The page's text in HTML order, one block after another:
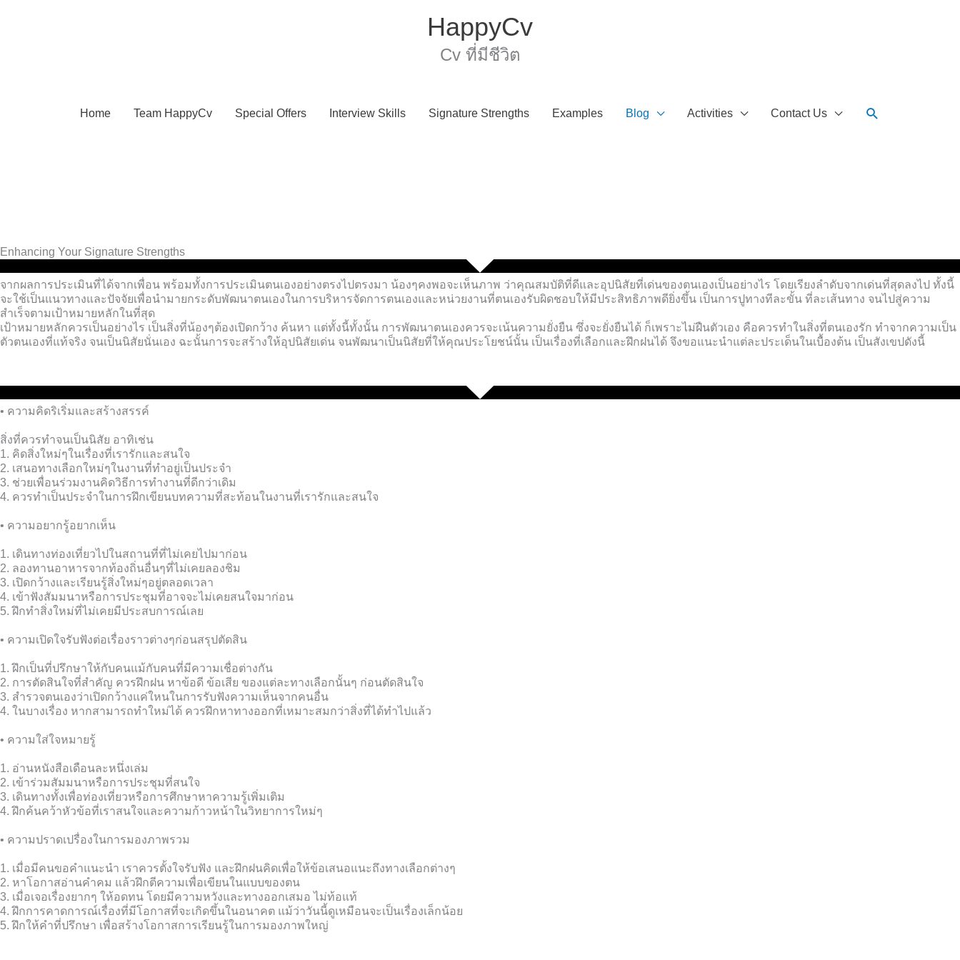
HappyCv
Cv ที่มีชีวิต
Home Team HappyCv Special Offers Interview Skills Signature Strengths Examples Blog Activities Contact Us Search
Enhancing Your Signature Strengths
จากผลการประเมินที่ได้จากเพื่อน พร้อมทั้งการประเมินตนเองอย่างตรงไปตรงมา น้องๆคงพอจะเห็นภาพ ว่าคุณสมบัติที่ดีและอุปนิสัยที่เด่นของตนเองเป็นอย่างไร โดยเรียงลำดับจากเด่นที่สุดลงไป ทั้งนี้
จะใช้เป็นแนวทางและปัจจัยเพื่อนำมายกระดับพัฒนาตนเองในการบริหารจัดการตนเองและหน่วยงานที่ตนเองรับผิดชอบให้มีประสิทธิภาพดียิ่งขึ้น เป็นการปูทางทีละขั้น ที่ละเส้นทาง จนไปสู่ความ
สำเร็จตามเป้าหมายหลักในที่สุด
เป้าหมายหลักควรเป็นอย่างไร เป็นสิ่งที่น้องๆต้องเปิดกว้าง ค้นหา แต่ทั้งนี้ทั้งนั้น การพัฒนาตนเองควรจะเน้นความยั่งยืน ซึ่งจะยั่งยืนได้ ก็เพราะไม่ฝืนตัวเอง คือควรทำในสิ่งที่ตนเองรัก ทำจากความเป็น
ตัวตนเองที่แท้จริง จนเป็นนิสัยนั่นเอง ฉะนั้นการจะสร้างให้อุปนิสัยเด่น จนพัฒนาเป็นนิสัยที่ให้คุณประโยชน์นั้น เป็นเรื่องที่เลือกและฝึกฝนได้ จึงขอแนะนำแต่ละประเด็นในเบื้องต้น เป็นสังเขปดังนี้
• ความคิดริเริ่มและสร้างสรรค์
สิ่งที่ควรทำจนเป็นนิสัย อาทิเช่น
1. คิดสิ่งใหม่ๆในเรื่องที่เรารักและสนใจ
2. เสนอทางเลือกใหม่ๆในงานที่ทำอยู่เป็นประจำ
3. ช่วยเพื่อนร่วมงานคิดวิธีการทำงานที่ดีกว่าเดิม
4. ควรทำเป็นประจำในการฝึกเขียนบทความที่สะท้อนในงานที่เรารักและสนใจ
• ความอยากรู้อยากเห็น
1. เดินทางท่องเที่ยวไปในสถานที่ที่ไม่เคยไปมาก่อน
2. ลองทานอาหารจากท้องถิ่นอื่นๆที่ไม่เคยลองชิม
3. เปิดกว้างและเรียนรู้สิ่งใหม่ๆอยู่ตลอดเวลา
4. เข้าฟังสัมมนาหรือการประชุมที่อาจจะไม่เคยสนใจมาก่อน
5. ฝึกทำสิ่งใหม่ที่ไม่เคยมีประสบการณ์เลย
• ความเปิดใจรับฟังต่อเรื่องราวต่างๆก่อนสรุปตัดสิน
1. ฝึกเป็นที่ปรึกษาให้กับคนแม้กับคนที่มีความเชื่อต่างกัน
2. การตัดสินใจที่สำคัญ ควรฝึกฝน หาข้อดี ข้อเสีย ของแต่ละทางเลือกนั้นๆ ก่อนตัดสินใจ
3. สำรวจตนเองว่าเปิดกว้างแค่ใหนในการรับฟังความเห็นจากคนอื่น
4. ในบางเรื่อง หากสามารถทำใหม่ได้ ควรฝึกหาทางออกที่เหมาะสมกว่าสิ่งที่ได้ทำไปแล้ว
• ความใส่ใจหมายรู้
1. อ่านหนังสือเดือนละหนึ่งเล่ม
2. เข้าร่วมสัมมนาหรือการประชุมที่สนใจ
3. เดินทางทั้งเพื่อท่องเที่ยวหรือการศึกษาหาความรู้เพิ่มเติม
4. ฝึกค้นคว้าหัวข้อที่เราสนใจและความก้าวหน้าในวิทยาการใหม่ๆ
• ความปราดเปรื่องในการมองภาพรวม
1. เมื่อมีคนขอคำแนะนำ เราควรตั้งใจรับฟัง และฝึกฝนคิดเพื่อให้ข้อเสนอแนะถึงทางเลือกต่างๆ
2. หาโอกาสอ่านคำคม แล้วฝึกตีความเพื่อเขียนในแบบของตน
3. เมื่อเจอเรื่องยากๆ ให้อดทน โดยมีความหวังและทางออกเสมอ ไม่ท้อแท้
4. ฝึกการคาดการณ์เรื่องที่มีโอกาสที่จะเกิดขึ้นในอนาคต แม้ว่าวันนี้ดูเหมือนจะเป็นเรื่องเล็กน้อย
5. ฝึกให้คำที่ปรึกษา เพื่อสร้างโอกาสการเรียนรู้ในการมองภาพใหญ่